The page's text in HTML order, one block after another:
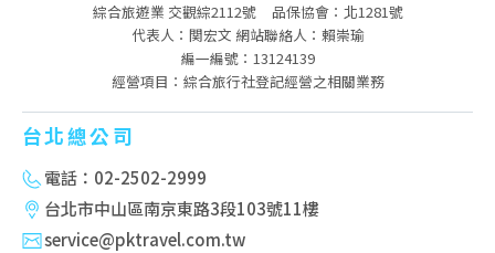
綜合旅遊業 交觀綜2112號
品保協會：北1281號
代表人：関宏文 網站聯絡人：賴崇瑜
編一編號：13124139
經營項目：綜合旅行社登記經營之相關業務
台北總公司
電話：02-2502-2999
台北市中山區南京東路3段103號11樓
service@pktravel.com.tw